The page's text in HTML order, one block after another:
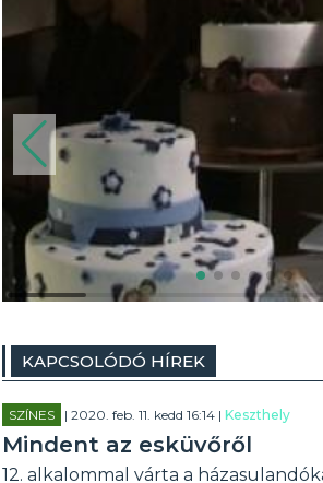
KAPCSOLÓDÓ HÍREK
SZÍNES | 2020. feb. 11. kedd 16:14 |Keszthely
Mindent az esküvőről
12. alkalommal várta a